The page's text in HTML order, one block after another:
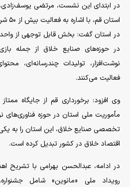
در ابتدای این نشست، مرتضی
در استان گفت: بخش قابل توجهی از
در حوزه‌های صنایع خلاق از جمله
نوشت‌افزار، تولیدات چندرسانه‌ای،
فعالیت می‌کنند.
وی افزود: برخورداری قم از جایگاه
مأموریت ملی استان در حوزه
تخصصی صنایع خلاق، این استان را به
اقتصاد خلاق در کشور تبدیل کرده است.
در ادامه، عبدالحسن بهرامی با
رویداد ملی «مانوین» شامل